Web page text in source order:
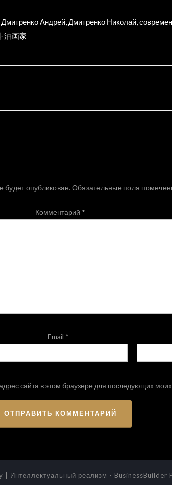
Андрей, Дмитренко Николай,
油画家
будет опубликован. Обязательные поля
Комментарий *
Email *
сайта в этом браузере для последующих
Интеллектуальный реализм - BusinessBuilder